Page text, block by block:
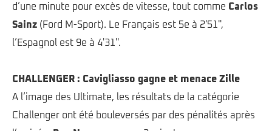
d’une minute pour excès de vitesse, tout comme Carlos
Sainz (Ford M-Sport). Le Français est 5e à 2'51'',
l’Espagnol est 9e à 4'31''.
CHALLENGER : Cavigliasso gagne et menace Zille
A l’image des Ultimate, les résultats de la catégorie
Challenger ont été bouleversés par des pénalités après